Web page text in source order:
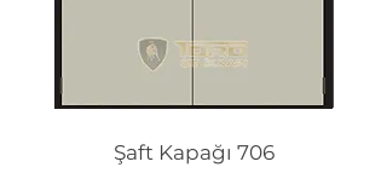
Şaft Kapağı 706